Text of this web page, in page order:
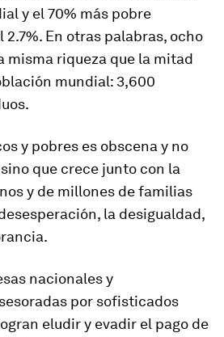
y el 70% más pobre
2.7%. En otras palabras, ocho
misma riqueza que la mitad
mundial: 3,600
y pobres es obscena y no
que crece junto con la
y de millones de familias
la desigualdad,
nacionales y
por sofisticados
eludir y evadir el pago de